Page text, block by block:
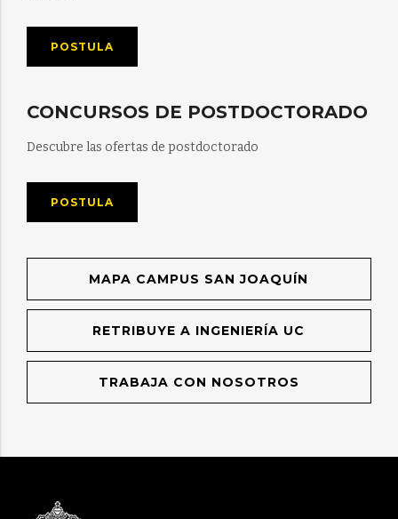
POSTULA
CONCURSOS DE POSTDOCTORADO
Descubre las ofertas de postdoctorado
POSTULA
MAPA CAMPUS SAN JOAQUÍN
RETRIBUYE A INGENIERÍA UC
TRABAJA CON NOSOTROS